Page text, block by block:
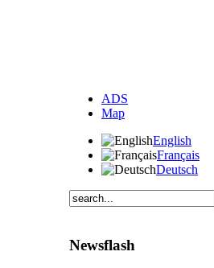
ADS
Map
English
Français
Deutsch
Newsflash